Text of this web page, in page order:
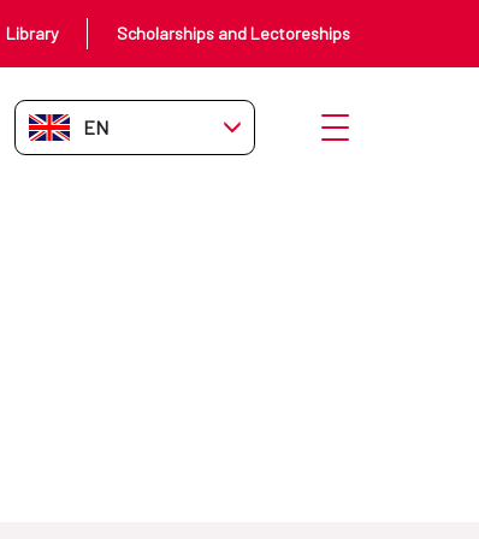
Library Scholarships and Lectoreships
EN-GB Open menu